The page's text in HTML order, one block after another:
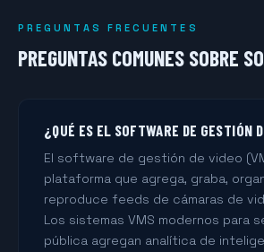
PREGUNTAS FRECUENTES
PREGUNTAS COMUNES SOBRE
¿QUÉ ES EL SOFTWARE DE GESTIÓN
El software de gestión de video
plataforma que agrega, graba,
reproduce feeds de cámaras de
Los sistemas VMS modernos para
pública agregan analítica de